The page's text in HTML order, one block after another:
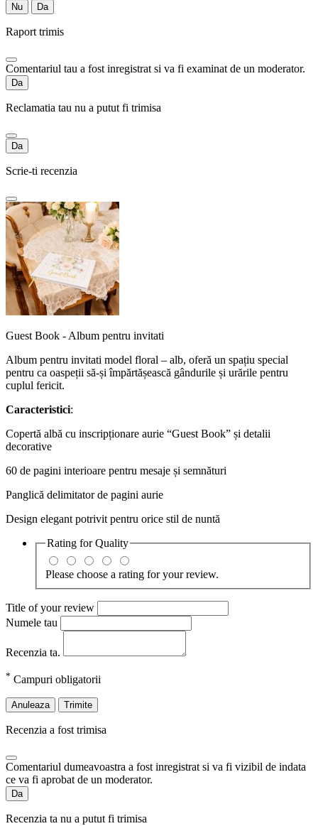
Nu Da
Raport trimis
Comentariul tau a fost inregistrat si va fi examinat de un moderator.
Da
Reclamatia tau nu a putut fi trimisa
Da
Scrie-ti recenzia
Guest Book - Album pentru invitati
Album pentru invitati model floral – alb, oferă un spațiu special
pentru ca oaspeții să-și împărtășească gândurile și urările pentru
cuplul fericit.
Caracteristici:
Copertă albă cu inscripționare aurie “Guest Book” și detalii
decorative
60 de pagini interioare pentru mesaje și semnături
Panglică delimitator de pagini aurie
Design elegant potrivit pentru orice stil de nuntă
Rating forQuality
Please choose a rating for your review.
Title of your review
Numele tau
Recenzia ta.
* Campuri obligatorii
Anuleaza Trimite
Recenzia a fost trimisa
Comentariul dumeavoastra a fost inregistrat si va fi vizibil de indata
ce va fi aprobat de un moderator.
Da
Recenzia ta nu a putut fi trimisa